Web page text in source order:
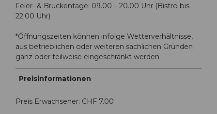
Feier- & Brückentage: 09.00 – 20.00 Uhr (Bistro bis
22.00 Uhr)
*Öffnungszeiten können infolge Wetterverhältnisse,
aus betrieblichen oder weiteren sachlichen Gründen
ganz oder teilweise eingeschränkt werden.
Preisinformationen
Preis Erwachsener: CHF 7.00